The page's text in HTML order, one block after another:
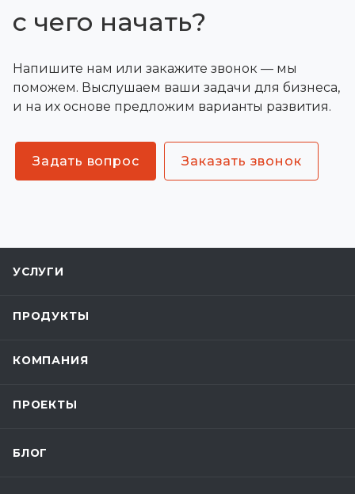
с чего начать?
Напишите нам или закажите звонок — мы
поможем. Выслушаем ваши задачи для бизнеса,
и на их основе предложим варианты развития.
Задать вопрос Заказать звонок
УСЛУГИ
ПРОДУКТЫ
КОМПАНИЯ
ПРОЕКТЫ
БЛОГ